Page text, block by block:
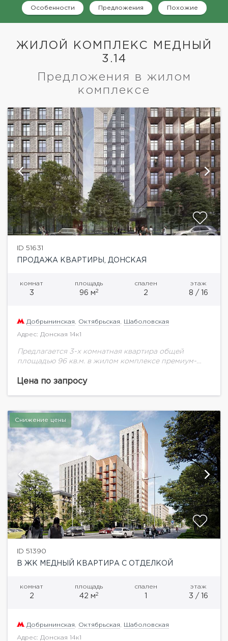
Особенности Предложения Похожие
ЖИЛОЙ КОМПЛЕКС МЕДНЫЙ
3.14
Предложения в жилом
комплексе
ID 51631
ПРОДАЖА КВАРТИРЫ, ДОНСКАЯ
комнат
3
площадь
96 м2
спален
2
этаж
8 / 16
Добрынинская Октябрьская Шаболовская
Адрес: Донская 14к1
Предлагается 3-х комнатная квартира общей
площадью 96 кв.м. в жилом комплексе премиум-
3.14" комплекс премиум-класса на Якиманке в
Цена по запросу
Снижение цены
ID 51390
В ЖК МЕДНЫЙ КВАРТИРА С ОТДЕЛКОЙ
комнат
2
площадь
42 м2
спален
1
этаж
3 / 16
Добрынинская Октябрьская Шаболовская
Адрес: Донская 14к1